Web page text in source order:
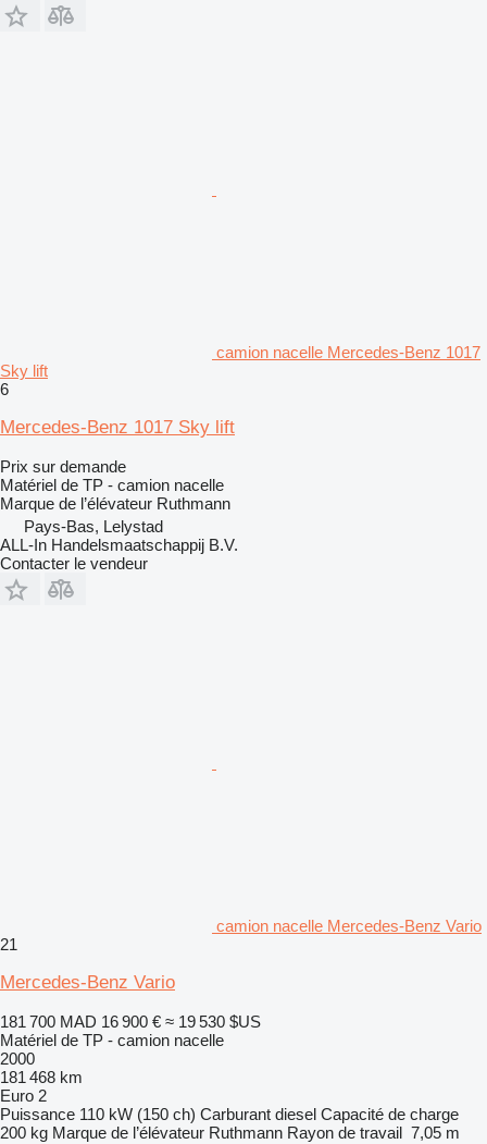
camion nacelle Mercedes-Benz 1017
Sky lift
6
Mercedes-Benz 1017 Sky lift
Prix sur demande
Matériel de TP - camion nacelle
Marque de l’élévateur Ruthmann
Pays-Bas, Lelystad
ALL-In Handelsmaatschappij B.V.
Contacter le vendeur
camion nacelle Mercedes-Benz Vario
21
Mercedes-Benz Vario
181 700 MAD 16 900 € ≈ 19 530 $US
Matériel de TP - camion nacelle
2000
181 468 km
Euro 2
Puissance 110 kW (150 ch) Carburant diesel Capacité de charge
200 kg Marque de l’élévateur Ruthmann Rayon de travail 7,05 m